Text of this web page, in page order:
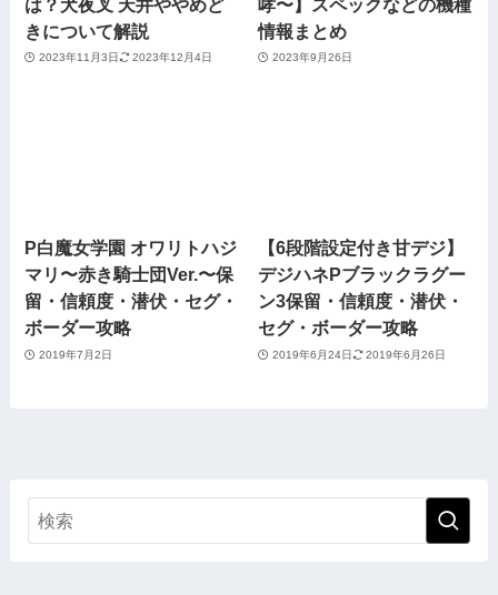
は？犬夜叉 天井ややめど
きについて解説
2023年11月3日 2023年12月4日
哮〜】スペックなどの機種
情報まとめ
2023年9月26日
P白魔女学園 オワリトハジ
マリ〜赤き騎士団Ver.〜保
留・信頼度・潜伏・セグ・
ボーダー攻略
2019年7月2日
【6段階設定付き甘デジ】
デジハネPブラックラグー
ン3保留・信頼度・潜伏・
セグ・ボーダー攻略
2019年6月24日 2019年6月26日